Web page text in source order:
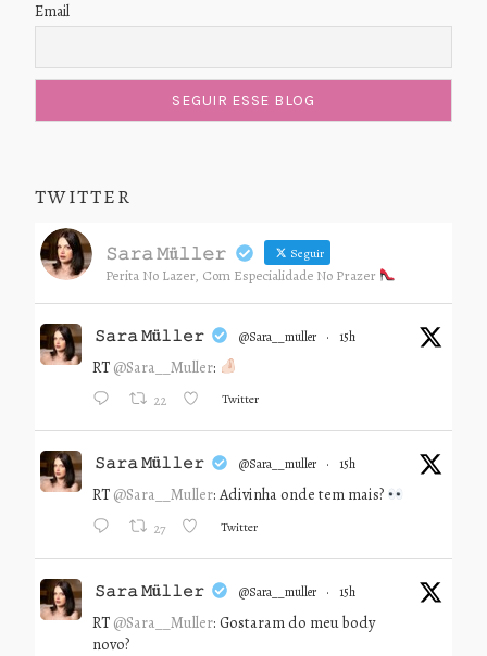
Email
TWITTER
𝚂𝚊𝚛𝚊 𝙼ü𝚕𝚕𝚎𝚛 Seguir
Perita No Lazer, Com Especialidade No Prazer
𝚂𝚊𝚛𝚊 𝙼ü𝚕𝚕𝚎𝚛 @sara__muller · 15h
RT @Sara__Muller:
22 Twitter
𝚂𝚊𝚛𝚊 𝙼ü𝚕𝚕𝚎𝚛 @sara__muller · 15h
RT @Sara__Muller: Adivinha onde tem mais?
27 Twitter
𝚂𝚊𝚛𝚊 𝙼ü𝚕𝚕𝚎𝚛 @sara__muller · 15h
RT @Sara__Muller: Gostaram do meu body
novo?